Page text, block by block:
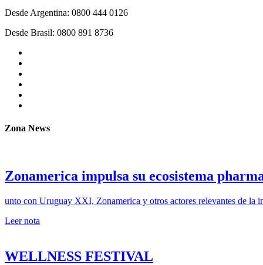
Desde Argentina: 0800 444 0126
Desde Brasil: 0800 891 8736
Zona News
Zonamerica impulsa su ecosistema
unto con Uruguay XXI, Zonamerica y otros actores relevantes de la
Leer nota
WELLNESS FESTIVAL